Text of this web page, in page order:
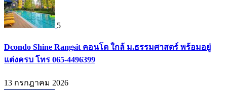
5
Dcondo Shine Rangsit คอนโด ใกล้ ม.ธรรมศาสตร์ พร้อมอยู่
แต่งครบ โทร 065-4496399
13 กรกฎาคม 2026